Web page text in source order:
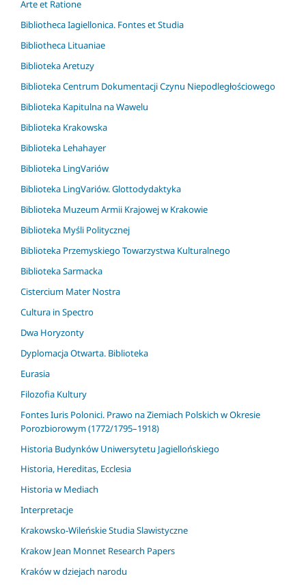
Arte et Ratione
Bibliotheca Iagiellonica. Fontes et Studia
Bibliotheca Lituaniae
Biblioteka Aretuzy
Biblioteka Centrum Dokumentacji Czynu Niepodległościowego
Biblioteka Kapitulna na Wawelu
Biblioteka Krakowska
Biblioteka Lehahayer
Biblioteka LingVariów
Biblioteka LingVariów. Glottodydaktyka
Biblioteka Muzeum Armii Krajowej w Krakowie
Biblioteka Myśli Politycznej
Biblioteka Przemyskiego Towarzystwa Kulturalnego
Biblioteka Sarmacka
Cistercium Mater Nostra
Cultura in Spectro
Dwa Horyzonty
Dyplomacja Otwarta. Biblioteka
Eurasia
Filozofia Kultury
Fontes Iuris Polonici. Prawo na Ziemiach Polskich w Okresie
Porozbiorowym (1772/1795–1918)
Historia Budynków Uniwersytetu Jagiellońskiego
Historia, Hereditas, Ecclesia
Historia w Mediach
Interpretacje
Krakowsko-Wileńskie Studia Slawistyczne
Krakow Jean Monnet Research Papers
Kraków w dziejach narodu